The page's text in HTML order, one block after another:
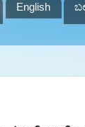
English